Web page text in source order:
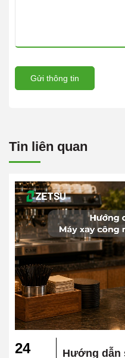
Gửi thông tin
Tin liên quan
24
Hướng dẫn